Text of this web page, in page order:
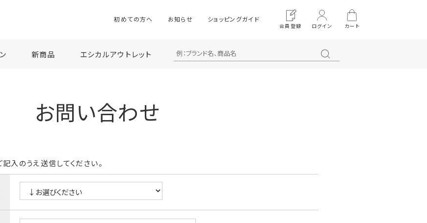
初めての方へ お知らせ ショッピングガイド
会員登録 ログイン カート
新商品 エシカルアウトレット
お問い合わせ
入のうえ送信してください。